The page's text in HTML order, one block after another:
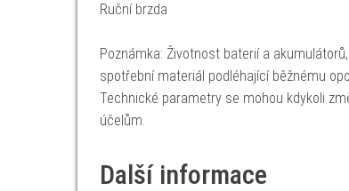
Ruční brzda
Poznámka: Životnost baterií a
spotřební materiál podléhající běžnému
Technické parametry se mohou kdykoli
účelům.
Další informace